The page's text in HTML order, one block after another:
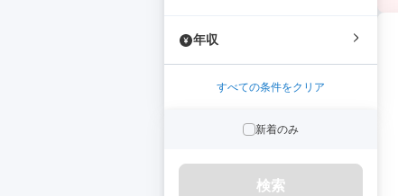
年収
すべての条件をクリア
新着のみ
検索